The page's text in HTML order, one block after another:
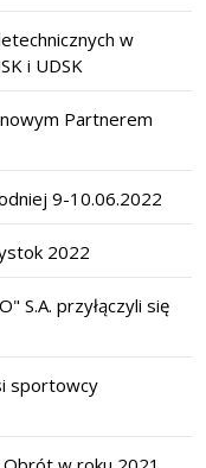
w
i UDSK
Partnerem
9-10.06.2022
2022
S.A. przyłączyli się
sportowcy